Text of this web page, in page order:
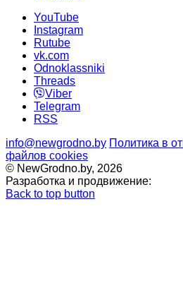
YouTube
Instagram
Rutube
vk.com
Odnoklassniki
Threads
Viber
Telegram
RSS
info@newgrodno.by Политика в
файлов cookies
© NewGrodno.by, 2026
Разработка и продвижение:
Back to top button